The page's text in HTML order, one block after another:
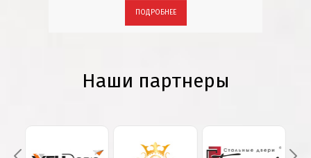
ПОДРОБНЕЕ
Наши партнеры